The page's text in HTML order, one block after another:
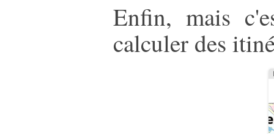
Enfin, mais
calculer des